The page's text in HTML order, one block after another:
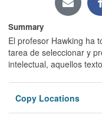
Summary
El profesor Hawking ha
tarea de seleccionar y
intelectual, aquellos
Copy Locations